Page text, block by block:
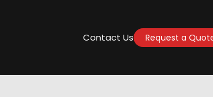
Contact Us Request a